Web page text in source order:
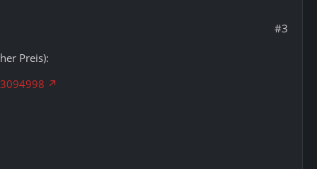
#3
Preis):